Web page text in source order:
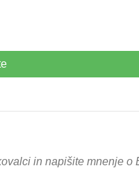
in napišite mnenje o